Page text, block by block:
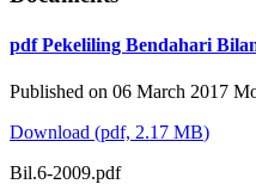
pdf Pekeliling Bendahari
Published on 06 March 2017
Download (pdf, 2.17 MB)
Bil.6-2009.pdf